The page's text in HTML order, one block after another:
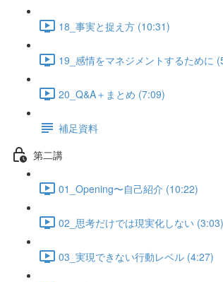
18_事実と捉え方 (10:31)
19_感情をマネジメントするために
20_Q&A＋まとめ (7:09)
補足資料
第二講
01_Opening〜自己紹介 (10:22)
02_思考だけでは現実化しない (3:03)
03_実現できない行動レベル (4:27)